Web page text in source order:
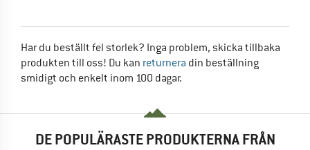
Har du beställt fel storlek? Inga problem, skicka tillbaka
produkten till oss! Du kan returnera din beställning
smidigt och enkelt inom 100 dagar.
DE POPULÄRASTE PRODUKTERNA FRÅN